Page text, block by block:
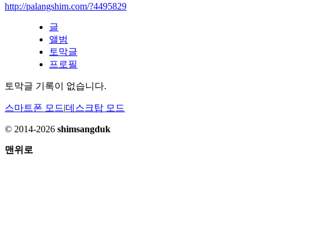
http://palangshim.com/?4495829
글
앨범
토막글
프로필
토막글 기록이 없습니다.
스마트폰 모드|데스크탑 모드
© 2014-2026 shimsangduk
맨위로